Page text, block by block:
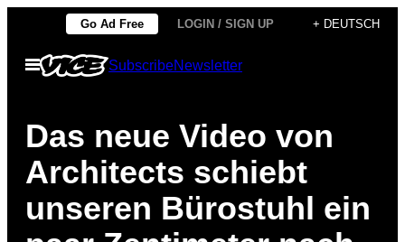
content
Go Ad Free LOGIN / SIGN UP + DEUTSCH
Open
Menu
SubscribeNewsletter
Das neue Video von
Architects schiebt
unseren Bürostuhl ein